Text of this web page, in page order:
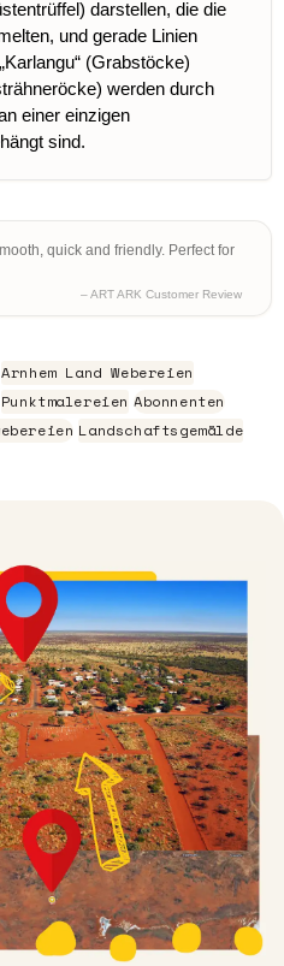
darstellen, die die
und gerade Linien
(Grabstöcke)
werden durch
einer einzigen
sind.
quick and friendly. Perfect for
– ART ARK Customer Review
Arnhem Land Webereien
Punktmalereien Abonnenten
Landschaftsgemälde